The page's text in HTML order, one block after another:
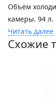
Объём
камеры. 94
Читать далее
Схожие